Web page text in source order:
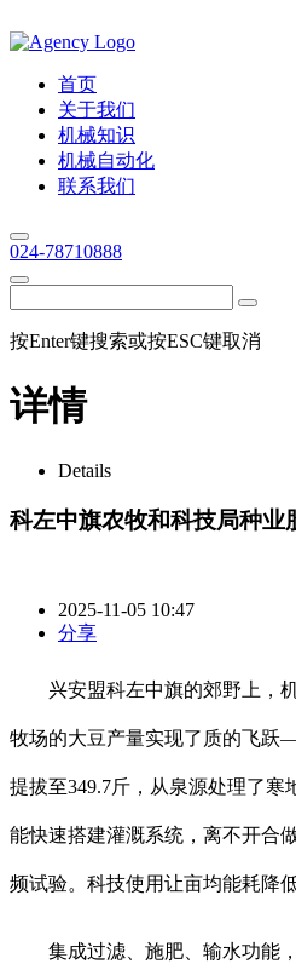
首页
关于我们
机械知识
机械自动化
联系我们
024-78710888
按Enter键搜索或按ESC键取消
详情
Details
科左中旗农牧和科技局种业
2025-11-05 10:47
分享
兴安盟科左中旗的郊野上，机
牧场的大豆产量实现了质的飞
提拔至349.7斤，从泉源处理了寒
能快速搭建灌溉系统，离不开合
频试验。科技使用让亩均能耗降
集成过滤、施肥、输水功能，